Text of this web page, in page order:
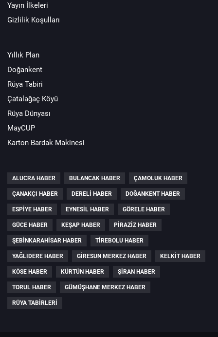
Yayın İlkeleri
Gizlilik Koşulları
Yıllık Plan
Doğankent
Rüya Tabiri
Çatalağaç Köyü
Rüya Dünyası
MayCUP
Karton Bardak Makinesi
ALUCRA HABER BULANCAK HABER ÇAMOLUK HABER
ÇANAKÇI HABER DERELI HABER DOĞANKENT HABER
ESPIYE HABER EYNESIL HABER GÖRELE HABER
GÜCE HABER KEŞAP HABER PIRAZIZ HABER
ŞEBINKARAHISAR HABER TIREBOLU HABER
YAĞLIDERE HABER GIRESUN MERKEZ HABER KELKIT HABER
KÖSE HABER KÜRTÜN HABER ŞIRAN HABER
TORUL HABER GÜMÜŞHANE MERKEZ HABER
RÜYA TABIRLERI